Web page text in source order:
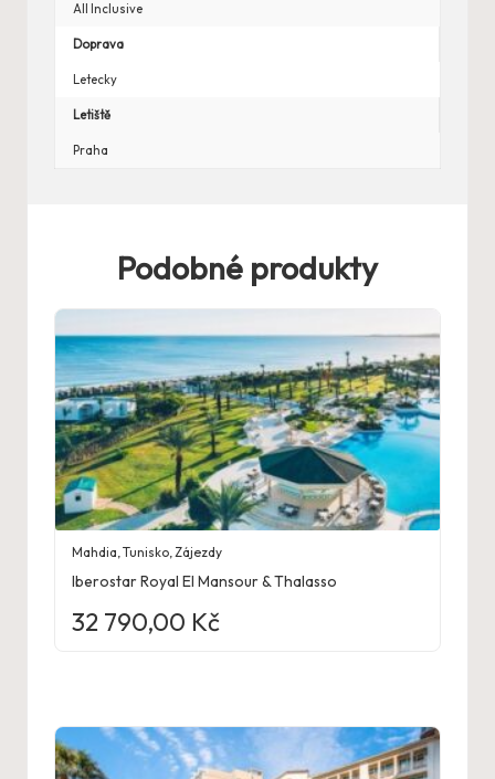
All Inclusive
Doprava
Letecky
Letiště
Praha
Podobné produkty
Mahdia ,Tunisko Zájezdy
Iberostar Royal El Mansour & Thalasso
32 790,00 Kč